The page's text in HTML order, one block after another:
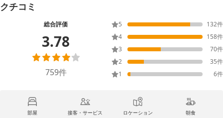
クチコミ
総合評価
3.78
759件
5 132件
4
158件
3
70件
2
35件
1
6件
部屋 接客・サービス ロケーション 朝食